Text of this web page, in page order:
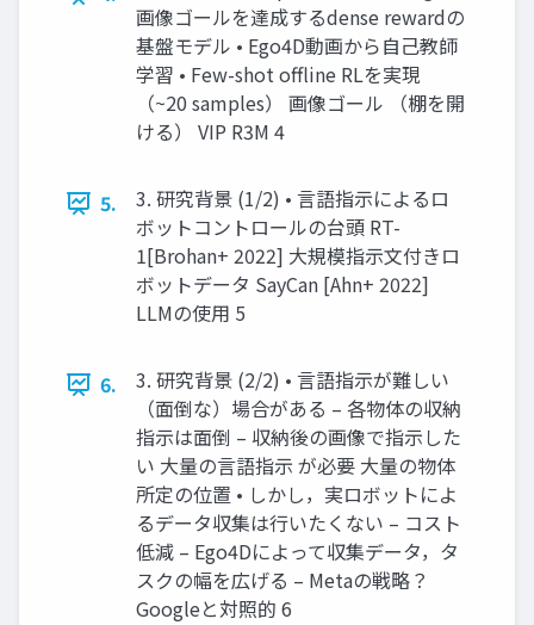
画像ゴールを達成するdense rewardの
基盤モデル • Ego4D動画から自己教師
学習 • Few-shot offline RLを実現
（~20 samples） 画像ゴール （棚を開
ける） VIP R3M 4
5.
3. 研究背景 (1/2) • 言語指示によるロ
ボットコントロールの台頭 RT-
1[Brohan+ 2022] 大規模指示文付きロ
ボットデータ SayCan [Ahn+ 2022]
LLMの使用 5
6.
3. 研究背景 (2/2) • 言語指示が難しい
（面倒な）場合がある – 各物体の収納
指示は面倒 – 収納後の画像で指示した
い 大量の言語指示 が必要 大量の物体
所定の位置 • しかし，実ロボットによ
るデータ収集は行いたくない – コスト
低減 – Ego4Dによって収集データ，タ
スクの幅を広げる – Metaの戦略？
Googleと対照的 6